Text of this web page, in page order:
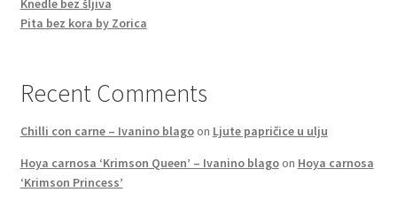
Knedle bez šljiva
Pita bez kora by Zorica
Recent Comments
Chilli con carne – Ivanino blagoon Ljute papričice u ulju
Hoya carnosa ‘Krimson Queen’ – Ivanino blagoon Hoya carnosa
‘Krimson Princess’